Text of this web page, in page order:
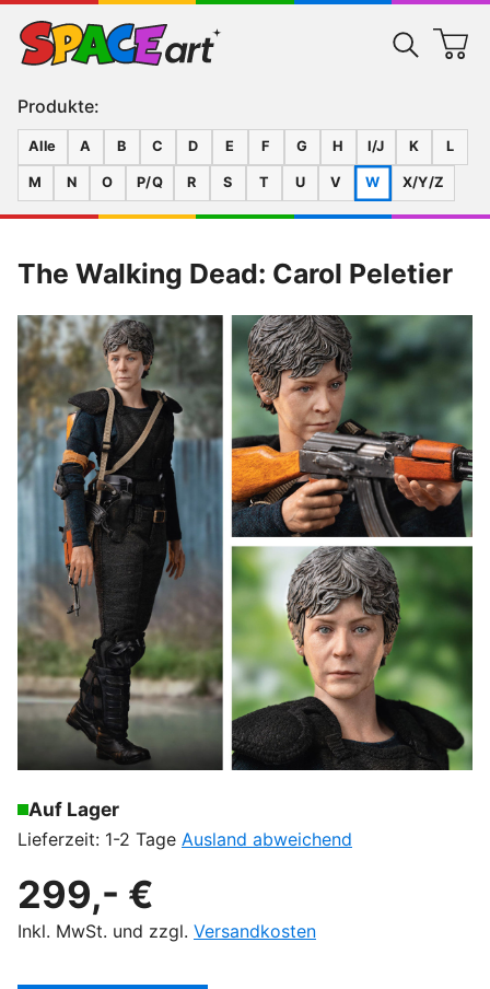
Produkte:
Alle A B C D E F G H I/J K L
M N O P/Q R S T U V W X/Y/Z
The Walking Dead: Carol Peletier
Auf Lager
Lieferzeit: 1-2 Tage Ausland abweichend
299,- €
Inkl. MwSt. und zzgl. Versandkosten